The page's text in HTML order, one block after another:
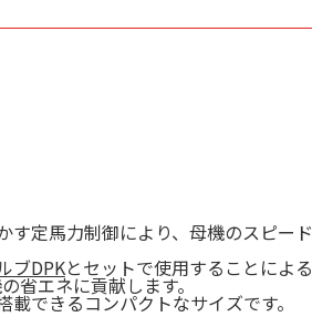
す定馬力制御により、母機のスピード
ブDPKとセットで使用することによる
省エネに貢献します。
できるコンパクトなサイズです。